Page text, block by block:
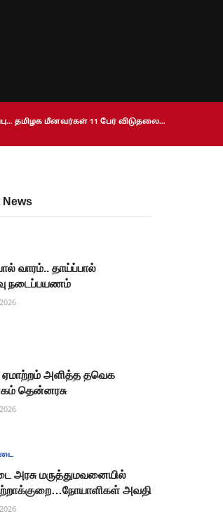
தமிழக மீனவர்கள் 11 பேர் விடுதலை…
News
வாரம்.. தாய்ப்பால்
நடைப்பயணம்
ஏமாற்றம் அளித்த தவெக
தென்னரசு
அரசு மருத்துமவனையில்
அவதி